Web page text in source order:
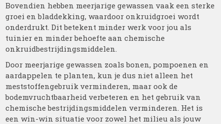
Bovendien hebben meerjarige gewassen vaak een sterke
groei en bladdekking, waardoor onkruidgroei wordt
onderdrukt. Dit betekent minder werk voor jou als
tuinier en minder behoefte aan chemische
onkruidbestrijdingsmiddelen.
Door meerjarige gewassen zoals bonen, pompoenen en
aardappelen te planten, kun je dus niet alleen het
meststoffengebruik verminderen, maar ook de
bodemvruchtbaarheid verbeteren en het gebruik van
chemische bestrijdingsmiddelen verminderen. Het is
een win-win situatie voor zowel het milieu als jouw